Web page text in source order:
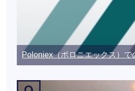
Poloniex（ポロニエックス）